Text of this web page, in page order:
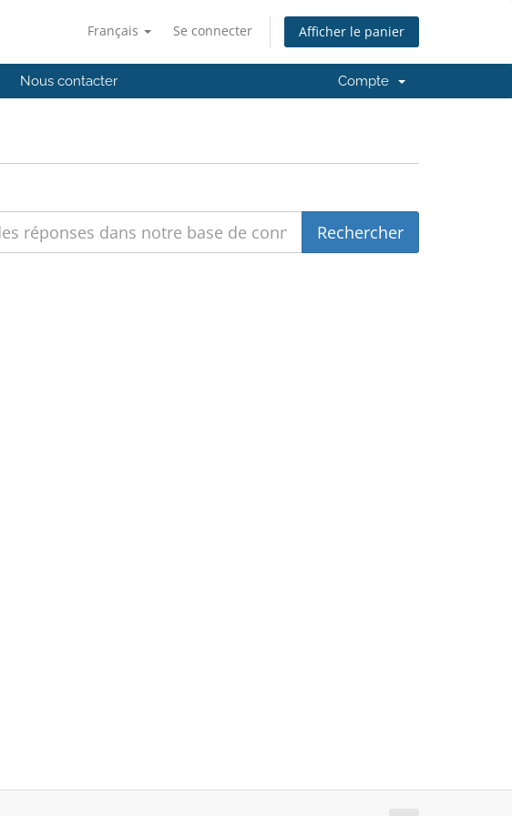
Français Se connecter Afficher le panier
Nous contacter Compte